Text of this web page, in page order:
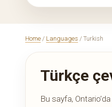
Home / Languages / Turkish
Türkçe
Bu sayfa,